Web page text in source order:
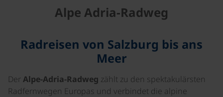
Alpe Adria-Radweg
Radreisen von Salzburg bis ans
Meer
Der Alpe-Adria-Radweg zählt zu den spektakulärsten
Radfernwegen Europas und verbindet die alpine